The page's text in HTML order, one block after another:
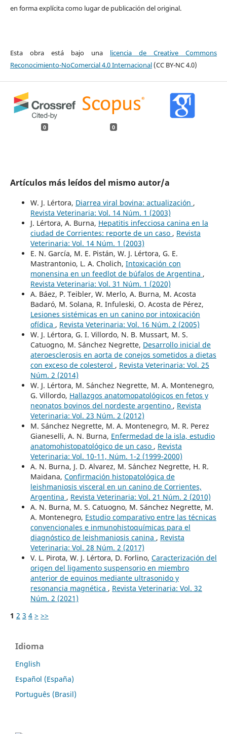
en forma explícita como lugar de publicación del original.
Esta obra está bajo una licencia de Creative Commons
Reconocimiento-NoComercial 4.0 Internacional(CC BY-NC 4.0)
0 0
Artículos más leídos del mismo autor/a
W. J. Lértora, Diarrea viral bovina: actualización ,
Revista Veterinaria: Vol. 14 Núm. 1 (2003)
J. Lértora, A. Burna, Hepatitis infecciosa canina en la
ciudad de Corrientes: reporte de un caso , Revista
Veterinaria: Vol. 14 Núm. 1 (2003)
E. N. García, M. E. Pistán, W. J. Lértora, G. E.
Mastrantonio, L. A. Cholich, Intoxicación con
monensina en un feedlot de búfalos de Argentina ,
Revista Veterinaria: Vol. 31 Núm. 1 (2020)
A. Báez, P. Teibler, W. Merlo, A. Burna, M. Acosta
Badaró, M. Solana, R. Infuleski, O. Acosta de Pérez,
Lesiones sistémicas en un canino por intoxicación
ofídica , Revista Veterinaria: Vol. 16 Núm. 2 (2005)
W. J. Lértora, G. I. Villordo, N. B. Mussart, M. S.
Catuogno, M. Sánchez Negrette, Desarrollo inicial de
ateroesclerosis en aorta de conejos sometidos a dietas
con exceso de colesterol , Revista Veterinaria: Vol. 25
Núm. 2 (2014)
W. J. Lértora, M. Sánchez Negrette, M. A. Montenegro,
G. Villordo, Hallazgos anatomopatológicos en fetos y
neonatos bovinos del nordeste argentino , Revista
Veterinaria: Vol. 23 Núm. 2 (2012)
M. Sánchez Negrette, M. A. Montenegro, M. R. Perez
Gianeselli, A. N. Burna, Enfermedad de la isla, estudio
anatomohistopatológico de un caso , Revista
Veterinaria: Vol. 10-11, Núm. 1-2 (1999-2000)
A. N. Burna, J. D. Alvarez, M. Sánchez Negrette, H. R.
Maidana, Confirmación histopatológica de
leishmaniosis visceral en un canino de Corrientes,
Argentina , Revista Veterinaria: Vol. 21 Núm. 2 (2010)
A. N. Burna, M. S. Catuogno, M. Sánchez Negrette, M.
A. Montenegro, Estudio comparativo entre las técnicas
convencionales e inmunohistoquímicas para el
diagnóstico de leishmaniosis canina , Revista
Veterinaria: Vol. 28 Núm. 2 (2017)
V. L. Pirota, W. J. Lértora, D. Forlino, Caracterización del
origen del ligamento suspensorio en miembro
anterior de equinos mediante ultrasonido y
resonancia magnética , Revista Veterinaria: Vol. 32
Núm. 2 (2021)
1 2 3 4 > >>
Idioma
English
Español (España)
Português (Brasil)